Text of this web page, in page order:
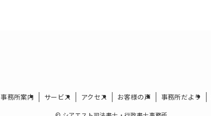
事務所案内 サービス アクセス お客様の声 事務所だより